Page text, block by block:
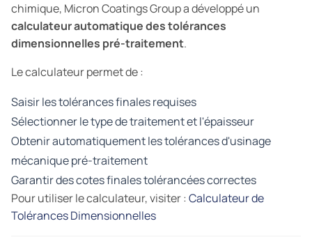
chimique, Micron Coatings Group a développé un
calculateur automatique des tolérances
dimensionnelles pré-traitement.
Le calculateur permet de :
Saisir les tolérances finales requises
Sélectionner le type de traitement et l'épaisseur
Obtenir automatiquement les tolérances d'usinage
mécanique pré-traitement
Garantir des cotes finales tolérancées correctes
Pour utiliser le calculateur, visiter : Calculateur de
Tolérances Dimensionnelles